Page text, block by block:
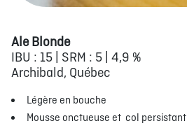
Ale Blonde
IBU : 15 | SRM : 5 | 4,9 %
Archibald, Québec
Légère en bouche
Mousse onctueuse et col persistant